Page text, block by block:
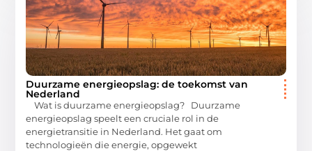
Duurzame energieopslag: de toekomst van
Nederland
Wat is duurzame energieopslag? Duurzame
energieopslag speelt een cruciale rol in de
energietransitie in Nederland. Het gaat om
technologieën die energie, opgewekt